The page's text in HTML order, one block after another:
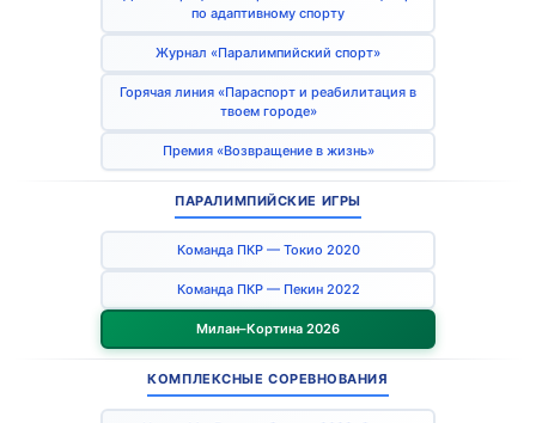
по адаптивному спорту
Журнал «Паралимпийский спорт»
Горячая линия «Параспорт и реабилитация в
твоем городе»
Премия «Возвращение в жизнь»
ПАРАЛИМПИЙСКИЕ ИГРЫ
Команда ПКР — Токио 2020
Команда ПКР — Пекин 2022
Милан–Кортина 2026
КОМПЛЕКСНЫЕ СОРЕВНОВАНИЯ